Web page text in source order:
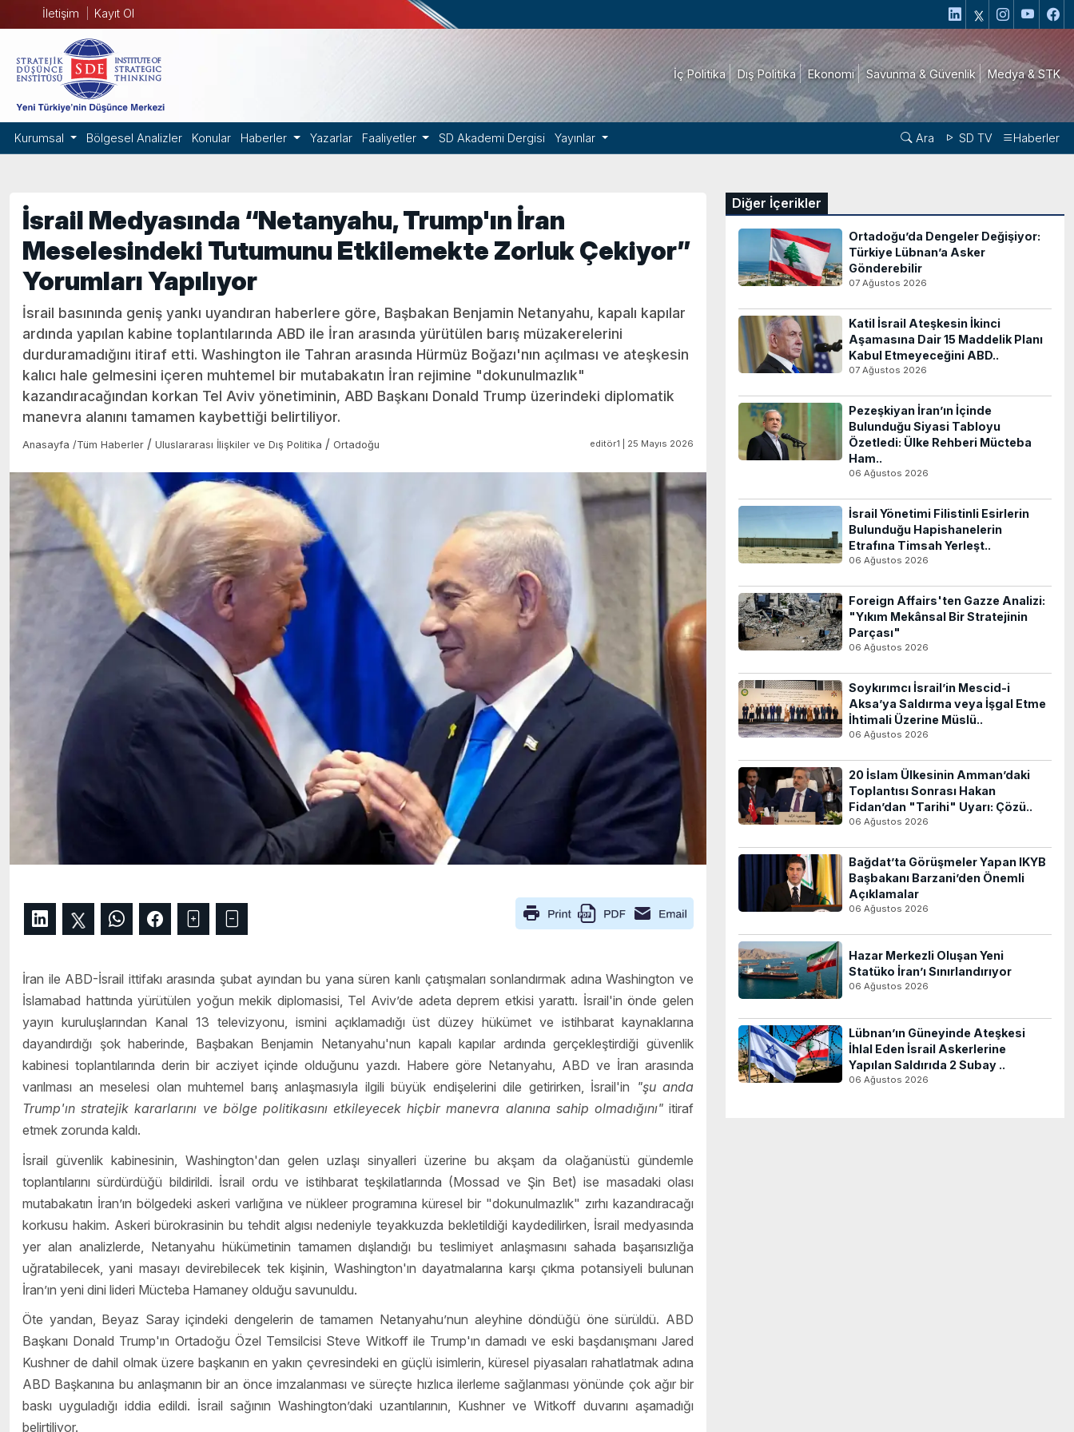
İletişim Kayıt Ol
İç Politika Dış Politika Ekonomi Savunma & Güvenlik Medya & STK
Kurumsal Bölgesel Analizler Konular Haberler Yazarlar Faaliyetler SD Akademi Dergisi Yayınlar Ara SD TV Haberler
İsrail Medyasında “Netanyahu, Trump'ın İran
Meselesindeki Tutumunu Etkilemekte Zorluk Çekiyor”
Yorumları Yapılıyor
İsrail basınında geniş yankı uyandıran haberlere göre, Başbakan Benjamin Netanyahu, kapalı kapılar
ardında yapılan kabine toplantılarında ABD ile İran arasında yürütülen barış müzakerelerini
durduramadığını itiraf etti. Washington ile Tahran arasında Hürmüz Boğazı'nın açılması ve ateşkesin
kalıcı hale gelmesini içeren muhtemel bir mutabakatın İran rejimine "dokunulmazlık"
kazandıracağından korkan Tel Aviv yönetiminin, ABD Başkanı Donald Trump üzerindeki diplomatik
manevra alanını tamamen kaybettiği belirtiliyor.
Anasayfa /Tüm Haberler / Uluslararası İlişkiler ve Dış Politika / Ortadoğu editör1 | 25 Mayıs 2026
İran ile ABD-İsrail ittifakı arasında şubat ayından bu yana süren kanlı çatışmaları sonlandırmak adına Washington ve
İslamabad hattında yürütülen yoğun mekik diplomasisi, Tel Aviv’de adeta deprem etkisi yarattı. İsrail'in önde gelen
yayın kuruluşlarından Kanal 13 televizyonu, ismini açıklamadığı üst düzey hükümet ve istihbarat kaynaklarına
dayandırdığı şok haberinde, Başbakan Benjamin Netanyahu'nun kapalı kapılar ardında gerçekleştirdiği güvenlik
kabinesi toplantılarında derin bir acziyet içinde olduğunu yazdı. Habere göre Netanyahu, ABD ve İran arasında
varılması an meselesi olan muhtemel barış anlaşmasıyla ilgili büyük endişelerini dile getirirken, İsrail'in "şu anda
Trump'ın stratejik kararlarını ve bölge politikasını etkileyecek hiçbir manevra alanına sahip olmadığını"itiraf
etmek zorunda kaldı.
İsrail güvenlik kabinesinin, Washington'dan gelen uzlaşı sinyalleri üzerine bu akşam da olağanüstü gündemle
toplantılarını sürdürdüğü bildirildi. İsrail ordu ve istihbarat teşkilatlarında (Mossad ve Şin Bet) ise masadaki olası
mutabakatın İran’ın bölgedeki askeri varlığına ve nükleer programına küresel bir "dokunulmazlık" zırhı kazandıracağı
korkusu hakim. Askeri bürokrasinin bu tehdit algısı nedeniyle teyakkuzda bekletildiği kaydedilirken, İsrail medyasında
yer alan analizlerde, Netanyahu hükümetinin tamamen dışlandığı bu teslimiyet anlaşmasını sahada başarısızlığa
uğratabilecek, yani masayı devirebilecek tek kişinin, Washington'ın dayatmalarına karşı çıkma potansiyeli bulunan
İran’ın yeni dini lideri Mücteba Hamaney olduğu savunuldu.
Öte yandan, Beyaz Saray içindeki dengelerin de tamamen Netanyahu’nun aleyhine döndüğü öne sürüldü. ABD
Başkanı Donald Trump'ın Ortadoğu Özel Temsilcisi Steve Witkoff ile Trump'ın damadı ve eski başdanışmanı Jared
Kushner de dahil olmak üzere başkanın en yakın çevresindeki en güçlü isimlerin, küresel piyasaları rahatlatmak adına
ABD Başkanına bu anlaşmanın bir an önce imzalanması ve süreçte hızlıca ilerleme sağlanması yönünde çok ağır bir
baskı uyguladığı iddia edildi. İsrail sağının Washington’daki uzantılarının, Kushner ve Witkoff duvarını aşamadığı
belirtiliyor.
Diğer İçerikler
Ortadoğu’da Dengeler Değişiyor:
Türkiye Lübnan’a Asker
Gönderebilir
07 Ağustos 2026
Katil İsrail Ateşkesin İkinci
Aşamasına Dair 15 Maddelik Planı
Kabul Etmeyeceğini ABD..
07 Ağustos 2026
Pezeşkiyan İran’ın İçinde
Bulunduğu Siyasi Tabloyu
Özetledi: Ülke Rehberi Mücteba
Ham..
06 Ağustos 2026
İsrail Yönetimi Filistinli Esirlerin
Bulunduğu Hapishanelerin
Etrafına Timsah Yerleşt..
06 Ağustos 2026
Foreign Affairs'ten Gazze Analizi:
"Yıkım Mekânsal Bir Stratejinin
Parçası"
06 Ağustos 2026
Soykırımcı İsrail’in Mescid-i
Aksa’ya Saldırma veya İşgal Etme
İhtimali Üzerine Müslü..
06 Ağustos 2026
20 İslam Ülkesinin Amman’daki
Toplantısı Sonrası Hakan
Fidan’dan "Tarihi" Uyarı: Çözü..
06 Ağustos 2026
Bağdat’ta Görüşmeler Yapan IKYB
Başbakanı Barzani’den Önemli
Açıklamalar
06 Ağustos 2026
Hazar Merkezli Oluşan Yeni
Statüko İran’ı Sınırlandırıyor
06 Ağustos 2026
Lübnan’ın Güneyinde Ateşkesi
İhlal Eden İsrail Askerlerine
Yapılan Saldırıda 2 Subay ..
06 Ağustos 2026